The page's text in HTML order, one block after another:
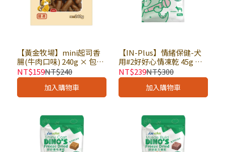
【黃金牧場】mini起司香
腸(牛肉口味) 240g × 包｜
狗零食 狗點心 起司零食 寵
物香腸
NT$159NT$240
加入購物車
【IN-Plus】情緒保健-犬
用#2好好心情凍乾 45g ×
包｜狗零食 狗保健品 舒緩
焦慮 羊奶添加
NT$239NT$300
加入購物車